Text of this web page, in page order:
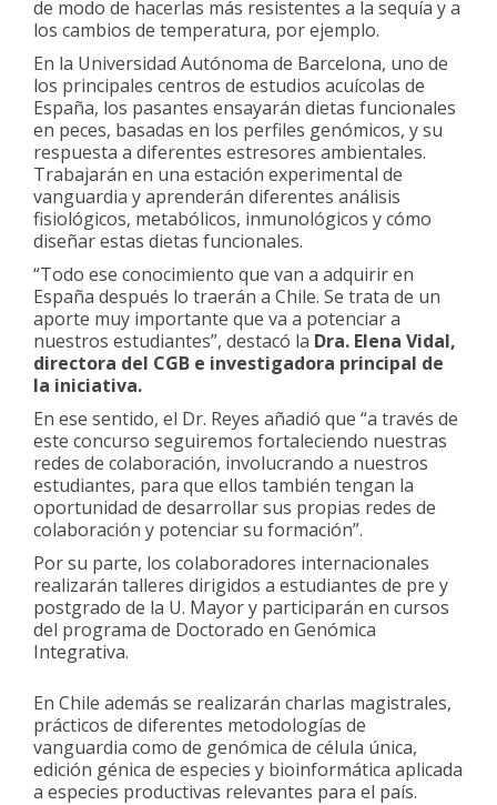
de modo de hacerlas más resistentes a la sequía y a
los cambios de temperatura, por ejemplo.
En la Universidad Autónoma de Barcelona, uno de
los principales centros de estudios acuícolas de
España, los pasantes ensayarán dietas funcionales
en peces, basadas en los perfiles genómicos, y su
respuesta a diferentes estresores ambientales.
Trabajarán en una estación experimental de
vanguardia y aprenderán diferentes análisis
fisiológicos, metabólicos, inmunológicos y cómo
diseñar estas dietas funcionales.
“Todo ese conocimiento que van a adquirir en
España después lo traerán a Chile. Se trata de un
aporte muy importante que va a potenciar a
nuestros estudiantes”, destacó la Dra. Elena Vidal,
directora del CGB e investigadora principal de
la iniciativa.
En ese sentido, el Dr. Reyes añadió que “a través de
este concurso seguiremos fortaleciendo nuestras
redes de colaboración, involucrando a nuestros
estudiantes, para que ellos también tengan la
oportunidad de desarrollar sus propias redes de
colaboración y potenciar su formación”.
Por su parte, los colaboradores internacionales
realizarán talleres dirigidos a estudiantes de pre y
postgrado de la U. Mayor y participarán en cursos
del programa de Doctorado en Genómica
Integrativa.
En Chile además se realizarán charlas magistrales,
prácticos de diferentes metodologías de
vanguardia como de genómica de célula única,
edición génica de especies y bioinformática aplicada
a especies productivas relevantes para el país.